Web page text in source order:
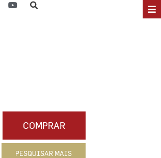
COMPRAR
PESQUISAR MAIS